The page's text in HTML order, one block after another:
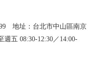
地址：台北市中山區南京
五 08:30-12:30／14:00-